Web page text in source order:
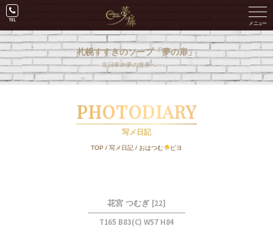
札幌すすきのソープ「夢の扉」
非日常の夢の世界へ･･･。
PHOTODIARY
写メ日記
TOP / 写メ日記/ おはつむ ピヨ
花宮 つむぎ [22]
T165 B83(C) W57 H84